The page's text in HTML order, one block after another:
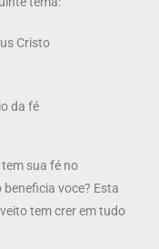
Cristo
da fé
sua fé no
voce? Esta
tem crer em tudo